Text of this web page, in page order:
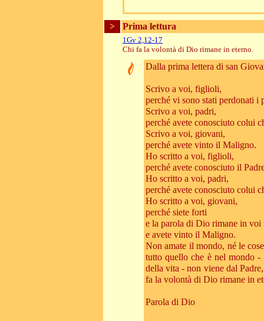
> Prima lettura
1Gv 2,12-17
Chi fa la volontà di Dio rimane in eterno.
Dalla prima lettera di san
Scrivo a voi, figlioli,
perché vi sono stati perdonati i
Scrivo a voi, padri,
perché avete conosciuto colui
Scrivo a voi, giovani,
perché avete vinto il Maligno.
Ho scritto a voi, figlioli,
perché avete conosciuto il
Ho scritto a voi, padri,
perché avete conosciuto colui
Ho scritto a voi, giovani,
perché siete forti
e la parola di Dio rimane in voi
e avete vinto il Maligno.
Non amate il mondo, né le
tutto quello che è nel mondo -
della vita - non viene dal
fa la volontà di Dio rimane in
Parola di Dio